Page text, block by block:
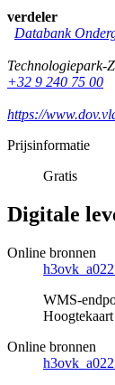
verdeler
Databank
Technologiepark-
+32 9 240 75 00
https://
Prijsinformatie
Gratis
Digitale
Online bronnen
WMS-
Online bronnen